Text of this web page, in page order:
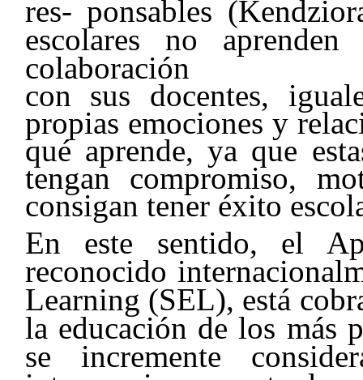
res- ponsables
escolares no
colaboración
con sus docentes,
propias emociones y
qué aprende, ya que
tengan compromiso,
consigan tener éxito
En este sentido, el
reconocido
Learning (SEL), está
la educación de los más
se incremente